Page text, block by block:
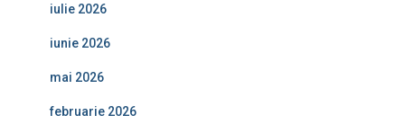
iulie 2026
iunie 2026
mai 2026
februarie 2026